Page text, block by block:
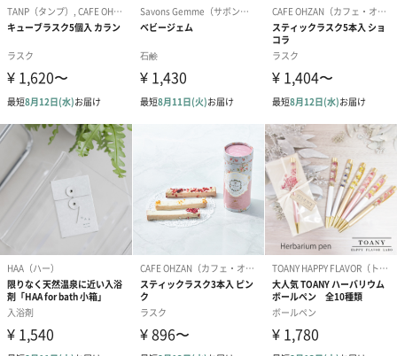
アールグレイ（HAPPY
BIRTHDAY TO YOU）
（660円）
アールグレイティー
フルーツティ
円）
スイーツ
スイーツを同梱してお届けいたします。ギフトへの＋αにおすすめ
です。